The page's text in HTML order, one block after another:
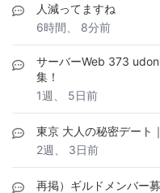
人減ってますね
6時間、 8分前
サーバーWeb 373
集！
1週、 5日前
東京 大人の秘密デート
2週、 3日前
再掲）ギルドメンバー